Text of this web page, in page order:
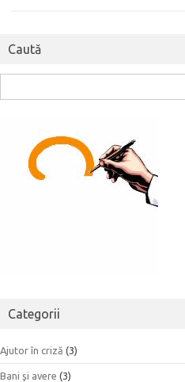
Caută
după:
Categorii
Ajutor în criză (3)
Bani şi avere (3)